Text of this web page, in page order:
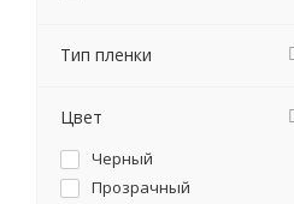
Тип пленки
Цвет
Черный
Прозрачный